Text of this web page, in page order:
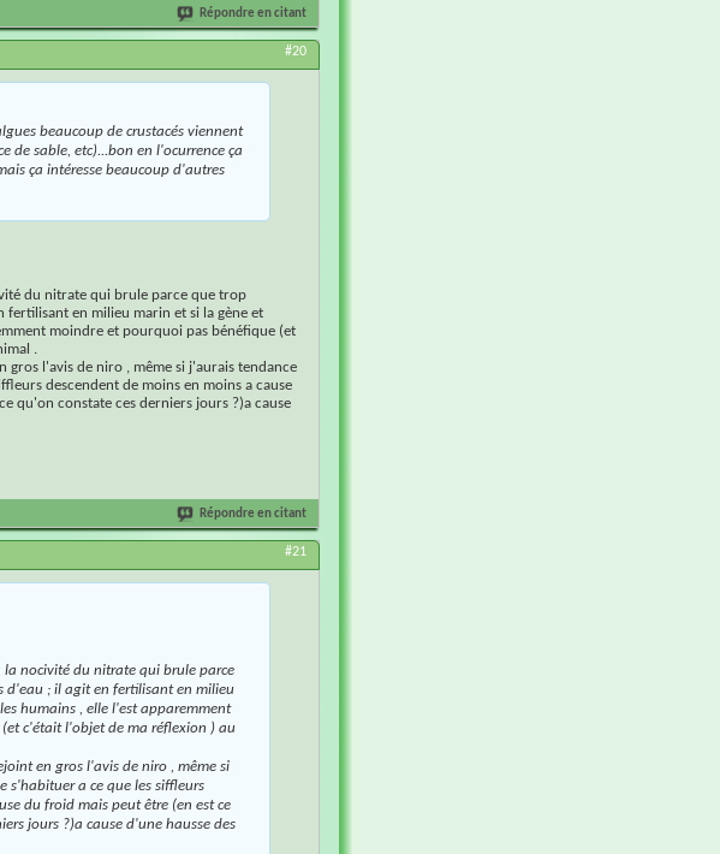
Répondre en citant
#20
beaucoup de crustacés viennent
de sable, etc)...bon en l'ocurrence ça
ça intéresse beaucoup d'autres
du nitrate qui brule parce que trop
en milieu marin et si la gène et
moindre et pourquoi pas bénéfique (et
.
l'avis de niro , même si j'aurais tendance
descendent de moins en moins a cause
qu'on constate ces derniers jours ?)a cause
Répondre en citant
#21
nocivité du nitrate qui brule parce
d'eau ; il agit en fertilisant en milieu
humains , elle l'est apparemment
c'était l'objet de ma réflexion ) au
en gros l'avis de niro , même si
s'habituer a ce que les siffleurs
du froid mais peut être (en est ce
jours ?)a cause d'une hausse des